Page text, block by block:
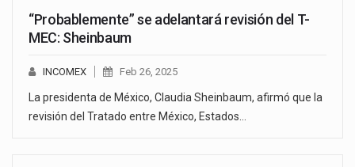
“Probablemente” se adelantará revisión del T-
MEC: Sheinbaum
INCOMEX Feb 26, 2025
La presidenta de México, Claudia Sheinbaum, afirmó que la
revisión del Tratado entre México, Estados…